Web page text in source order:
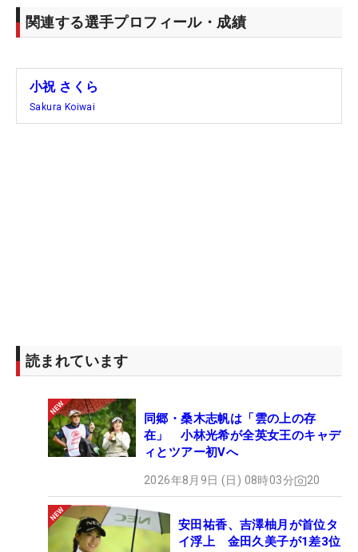
「全米は本当に難しいコースだった。その中で日本
勢が上位で戦っているのを見て、すごいなぁと思っ
関連する選手プロフィール・成績
小祝 さくら
Sakura Koiwai
読まれています
同郷・桑木志帆は「雲の上の存
在」 小林光希が全英女王のキャデ
ィとツアー初Vへ
2026年8月9日 (日) 08時03分 20
安田祐香、吉澤柚月が首位タ
イ浮上 金田久美子が1差3位